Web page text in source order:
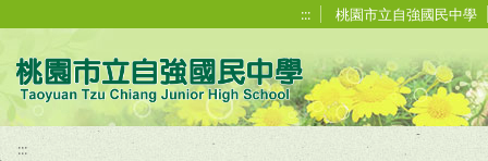
::: 桃園市立自強國民中學
:::